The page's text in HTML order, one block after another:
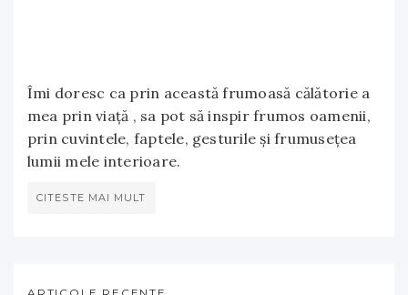
Îmi doresc ca prin această frumoasă călătorie a
mea prin viață , sa pot să inspir frumos oamenii,
prin cuvintele, faptele, gesturile și frumusețea
lumii mele interioare.
CITESTE MAI MULT